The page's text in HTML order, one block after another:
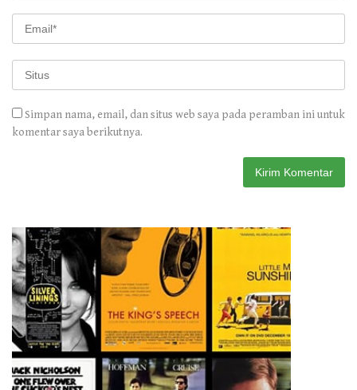
Simpan nama, email, dan situs web saya pada peramban ini untuk
komentar saya berikutnya.